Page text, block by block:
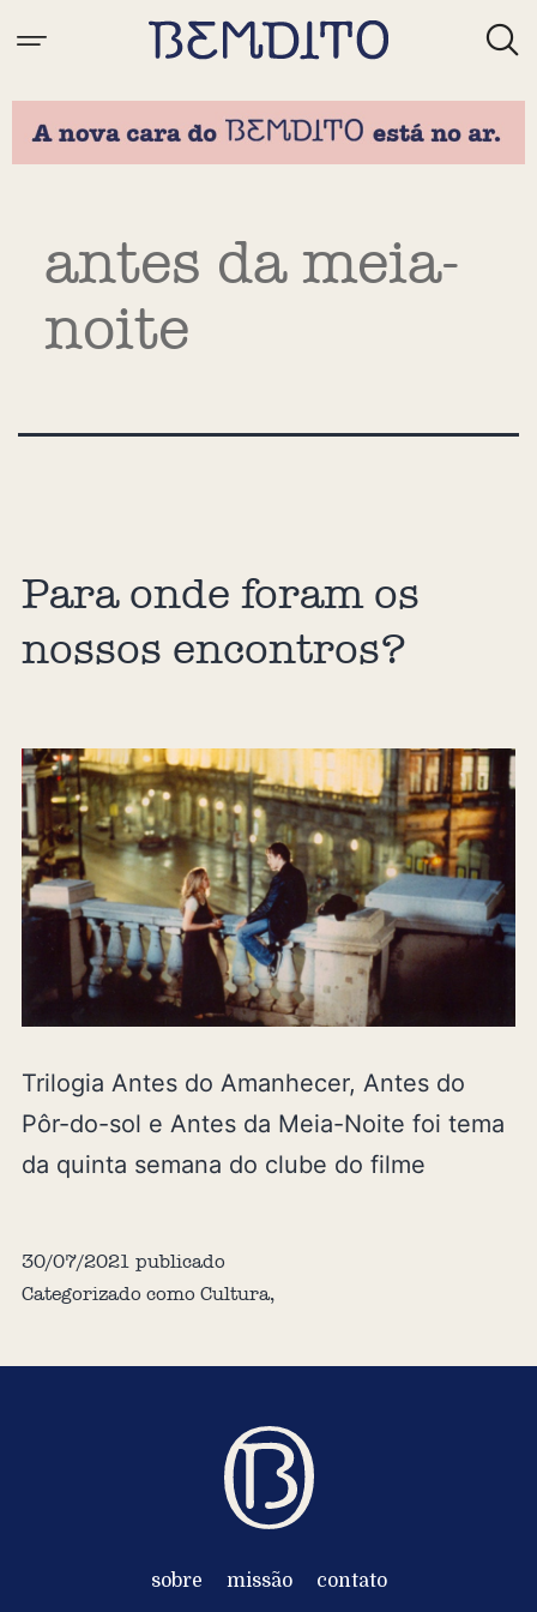
antes da meia-
noite
Para onde foram os
nossos encontros?
Trilogia Antes do Amanhecer, Antes do
Pôr-do-sol e Antes da Meia-Noite foi tema
da quinta semana do clube do filme
30/07/2021 publicado
Categorizado como Cultura,
sobre missão contato